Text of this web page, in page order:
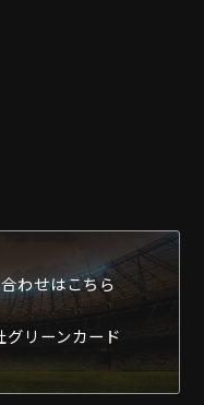
わせはこちら
グリーンカード